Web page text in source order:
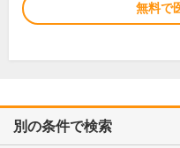
無料で
別の条件で検索